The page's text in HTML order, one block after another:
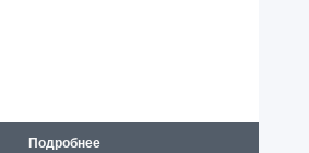
Подробнее